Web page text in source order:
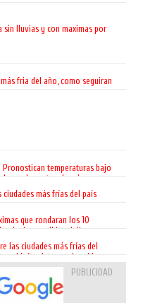
sin lluvias y con maximas por
fria del año, como seguiran
temperaturas bajo
en la costa y las sierras
ciudades más frías del país
que rondaran los 10
a junio y recibir a Julio
las ciudades más frías del
ubicó quinta en el ranking
PUBLICIDAD